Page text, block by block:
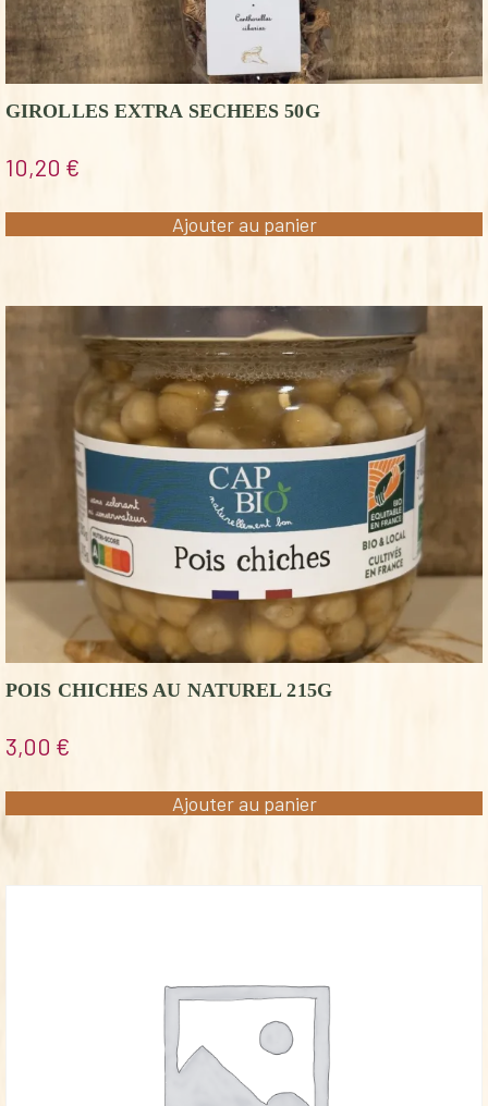
GIROLLES EXTRA SECHEES 50G
10,20 €
Ajouter au panier
POIS CHICHES AU NATUREL 215G
3,00 €
Ajouter au panier